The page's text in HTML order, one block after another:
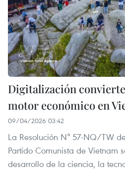
Digitalización
motor económico en
09/04/2026 03:42
La Resolución N° 57-NQ/TW
Partido Comunista de Vietnam
desarrollo de la ciencia, la